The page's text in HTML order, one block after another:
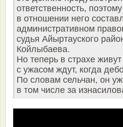
ответственность,
в отношении него
административном
судья Айыртауского
Койлыбаева.
Но теперь в страхе
с ужасом ждут, когда
По словам сельчан, он
в том числе за